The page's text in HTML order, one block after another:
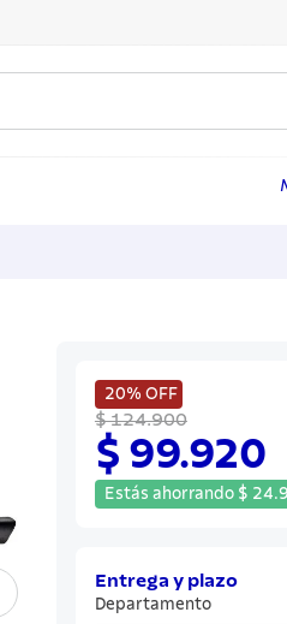
20% OFF
$ 124.900
$ 99.920
Estás ahorrando $ 24.
Entrega y plazo
Departamento